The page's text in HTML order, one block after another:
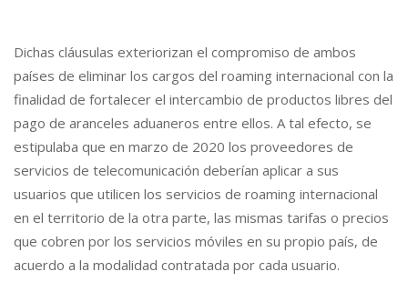
Dichas cláusulas exteriorizan el compromiso de ambos
países de eliminar los cargos del roaming internacional con la
finalidad de fortalecer el intercambio de productos libres del
pago de aranceles aduaneros entre ellos. A tal efecto, se
estipulaba que en marzo de 2020 los proveedores de
servicios de telecomunicación deberían aplicar a sus
usuarios que utilicen los servicios de roaming internacional
en el territorio de la otra parte, las mismas tarifas o precios
que cobren por los servicios móviles en su propio país, de
acuerdo a la modalidad contratada por cada usuario.